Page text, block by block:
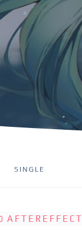
SINGLE
AFTEREFFECT